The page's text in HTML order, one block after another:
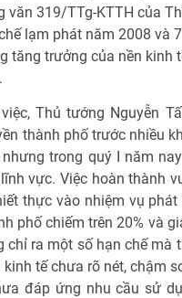
văn 319/TTg-KTTH của
lạm phát năm 2008 và
tăng trưởng của nền kinh
Thủ tướng Nguyễn
thành phố trước nhiều
trong quý I năm
vực. Việc hoàn thành
thực vào nhiệm vụ
phố chiếm trên 20% và
chỉ ra một số hạn chế mà
tế chưa rõ nét, chậm
đáp ứng nhu cầu sử